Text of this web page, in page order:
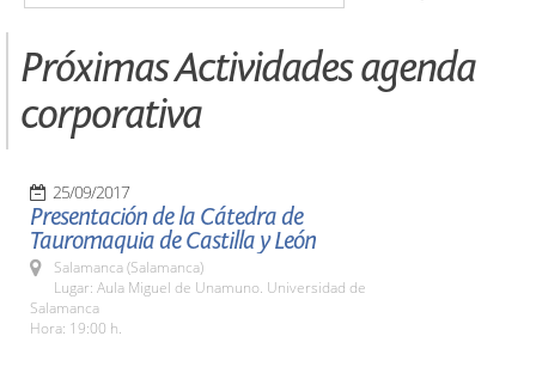
Próximas Actividades agenda
corporativa
25/09/2017
Presentación de la Cátedra de
Tauromaquia de Castilla y León
Salamanca (Salamanca)
Lugar: Aula Miguel de Unamuno. Universidad de
Salamanca
Hora: 19:00 h.